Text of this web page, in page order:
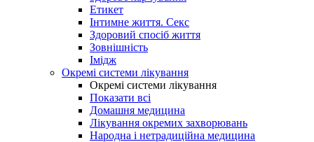
Етикет
Інтимне життя. Секс
Здоровий спосіб життя
Зовнішність
Імідж
Окремі системи лікування
Окремі системи лікування
Показати всі
Домашня медицина
Лікування окремих захворювань
Народна і нетрадиційна медицина